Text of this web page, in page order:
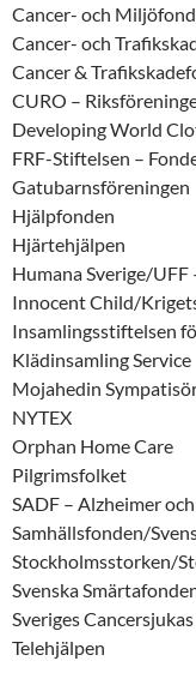
Cancer- och
Cancer- och
Cancer &
CURO –
Developing World
FRF-Stiftelsen –
Gatubarnsföreningen
Hjälpfonden
Hjärtehjälpen
Humana Sverige/
Innocent Child/
Insamlingsstiftelsen
Klädinsamling Service
Mojahedin
NYTEX
Orphan Home Care
Pilgrimsfolket
SADF – Alzheimer
Samhällsfonden/
Stockholmsstorken/
Svenska
Sveriges
Telehjälpen